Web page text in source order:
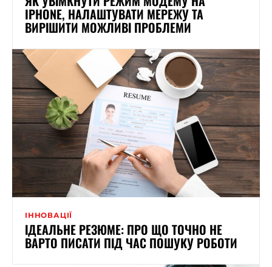
IPHONE, НАЛАШТУВАТИ МЕРЕЖУ ТА
ВИРІШИТИ МОЖЛИВІ ПРОБЛЕМИ
ІННОВАЦІЇ
ІДЕАЛЬНЕ РЕЗЮМЕ: ПРО ЩО ТОЧНО НЕ
ВАРТО ПИСАТИ ПІД ЧАС ПОШУКУ РОБОТИ